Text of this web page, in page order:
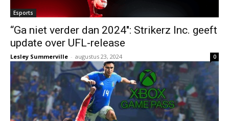
Esports
“Ga niet verder dan 2024″: Strikerz Inc. geeft
update over UFL-release
Lesley Summerville - augustus 23, 2024 0